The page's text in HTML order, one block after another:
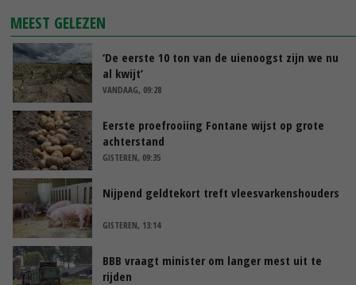
MEEST GELEZEN
‘De eerste 10 ton van de uienoogst zijn we nu
al kwijt’
VANDAAG, 09:28
Eerste proefrooiing Fontane wijst op grote
achterstand
GISTEREN, 09:35
Nijpend geldtekort treft vleesvarkenshouders
GISTEREN, 13:14
BBB vraagt minister om langer mest uit te
rijden